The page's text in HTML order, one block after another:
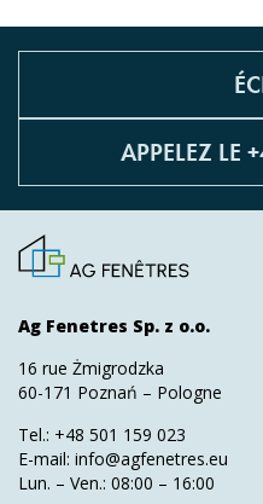
APPELEZ LE
Ag Fenetres Sp. z o.o.
16 rue Żmigrodzka
60-171 Poznań – Pologne
Tel.: +48 501 159 023
E-mail: info@agfenetres.eu
Lun. – Ven.: 08:00 – 16:00